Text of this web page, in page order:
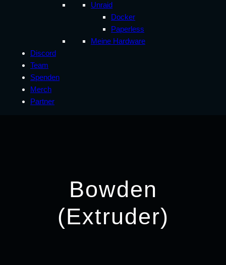
Unraid
Docker
Paperless
Meine Hardware
Discord
Team
Spenden
Merch
Partner
Bowden
(Extruder)